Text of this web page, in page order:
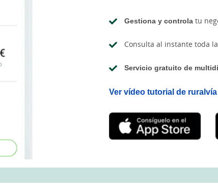
Gestiona y controla tu
Consulta al instante toda la
Servicio gratuito de
Ver vídeo tutorial de